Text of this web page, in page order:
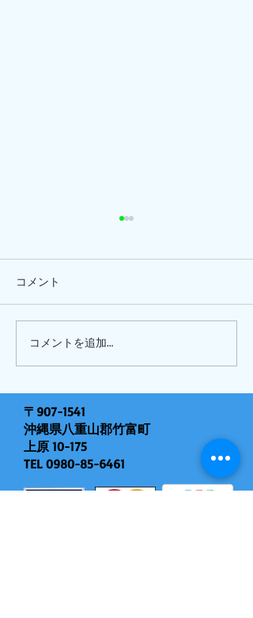
ピナイ半日+釣りツアー
コメント
コメントを追加…
〒907-1541
沖縄県八重山郡竹富町
上原 10-175
TEL 0980-85-6461